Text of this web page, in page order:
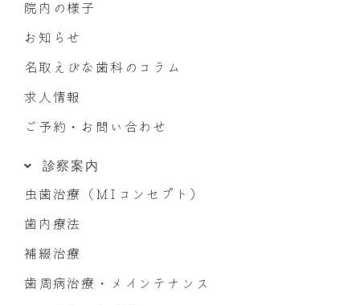
院内の様子
お知らせ
名取えびな歯科のコラム
求人情報
ご予約・お問い合わせ
診察案内
虫歯治療（MIコンセプト）
歯内療法
補綴治療
歯周病治療・メインテナンス